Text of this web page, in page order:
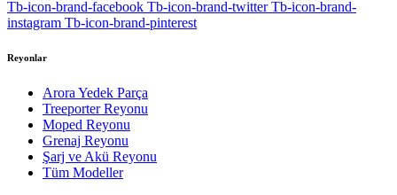
Tb-icon-brand-facebook Tb-icon-brand-twitter Tb-icon-brand-
instagram Tb-icon-brand-pinterest
Reyonlar
Arora Yedek Parça
Treeporter Reyonu
Moped Reyonu
Grenaj Reyonu
Şarj ve Akü Reyonu
Tüm Modeller